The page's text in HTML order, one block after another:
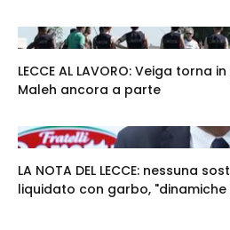
LECCE AL LAVORO: Veiga torna
Maleh ancora a parte
LA NOTA DEL LECCE: nessuna
liquidato con garbo,